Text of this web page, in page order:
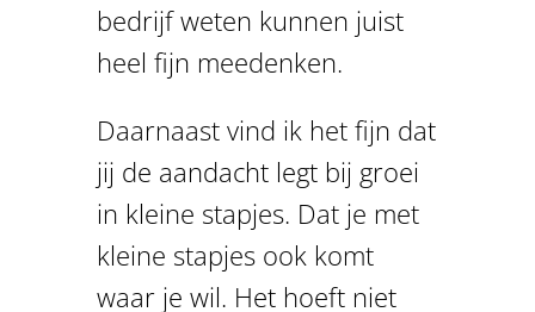
bedrijf weten kunnen juist
heel fijn meedenken.
Daarnaast vind ik het fijn dat
jij de aandacht legt bij groei
in kleine stapjes. Dat je met
kleine stapjes ook komt
waar je wil. Het hoeft niet